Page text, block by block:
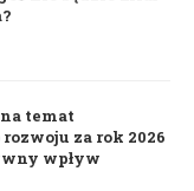
temat
za rok 2026
wpływ